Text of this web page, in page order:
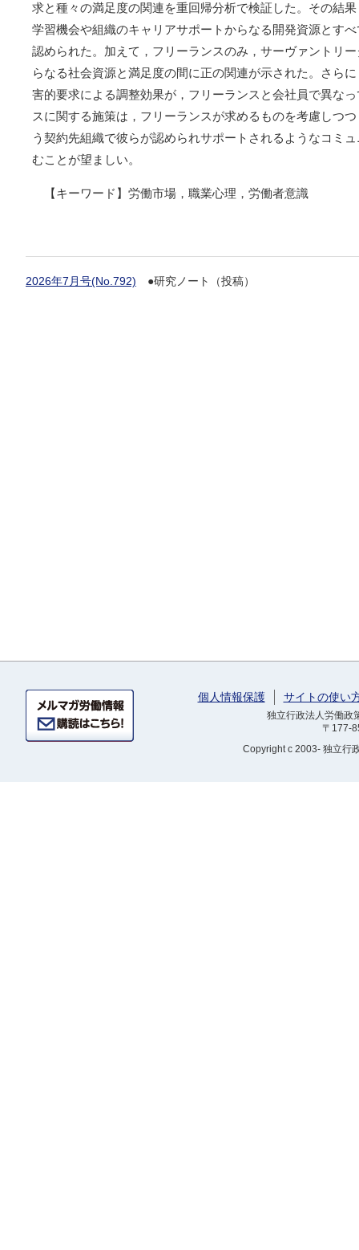
求と種々の満足度の関連を重回帰分析で検証した。その結
学習機会や組織のキャリアサポートからなる開発資源とす
認められた。加えて，フリーランスのみ，サーヴァントリ
らなる社会資源と満足度の間に正の関連が示された。さら
害的要求による調整効果が，フリーランスと会社員で異な
スに関する施策は，フリーランスが求めるものを考慮しつ
う契約先組織で彼らが認められサポートされるようなコミ
むことが望ましい。
【キーワード】労働市場，職業心理，労働者意識
2026年7月号(No.792) ●研究ノート（投稿）
個人情報保護 サイトの使い
独立行政法人労働
〒177-
Copyrightc 2003- 独立行